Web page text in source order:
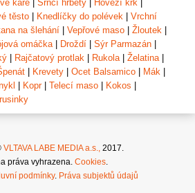
karé | Srnčí hřbety | Hovězí krk |
těsto | Knedlíčky do polévek | Vrchní
na šlehání | Vepřové maso | Žloutek |
omáčka | Droždí | Sýr Parmazán |
| Rajčatový protlak | Rukola | Želatina |
| Krevety | Ocet Balsamico | Mák |
| Kopr| Telecí maso | Kokos |
VLTAVA LABE MEDIA a.s.,
2017.
práva vyhrazena. Cookies
podmínky. Práva subjektů údajů